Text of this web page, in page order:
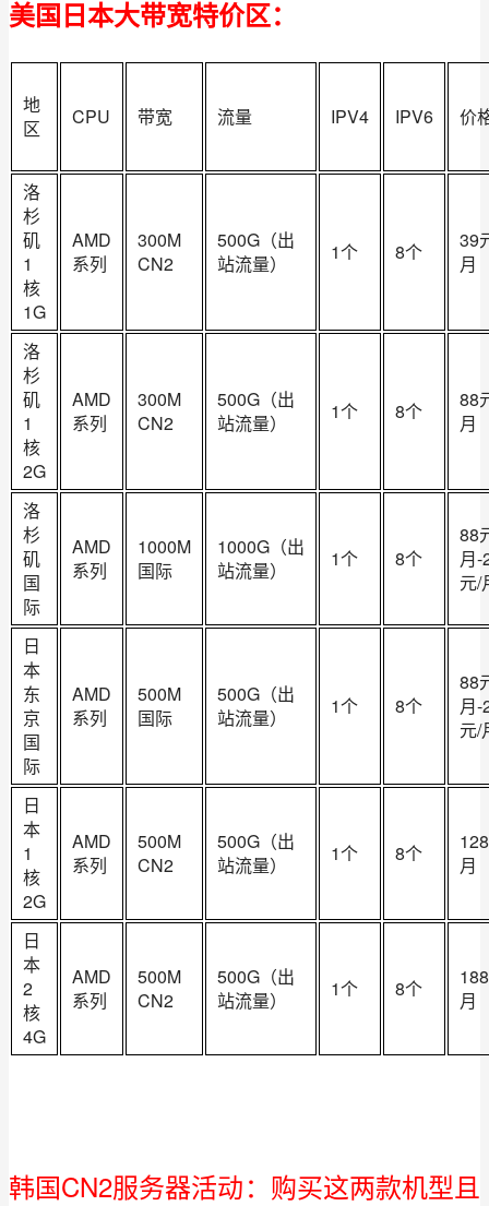
美国日本大带宽特价区：
​地
区
CPU 带宽 流量 IPV4 IPV6 价
洛
杉
矶
1
核
1G
AMD
系列
300M
CN2
500G（出
站流量）
1个 8个
39
月
洛
杉
矶
1
核
2G
AMD
系列
300M
CN2
500G（出
站流量）
1个 8个
88
月
洛
杉
矶
国
际
AMD
系列
1000M
国际
1000G（出
站流量）
1个 8个
88
月-
元/
日
本
东
京
国
际
AMD
系列
500M
国际
500G（出
站流量）
1个 8个
88
月-
元/
日
本
1
核
2G
AMD
系列
500M
CN2
500G（出
站流量）
1个 8个
月
日
本
2
核
4G
AMD
系列
500M
CN2
500G（出
站流量）
1个 8个
月
韩国CN2服务器活动：购买这两款机型且